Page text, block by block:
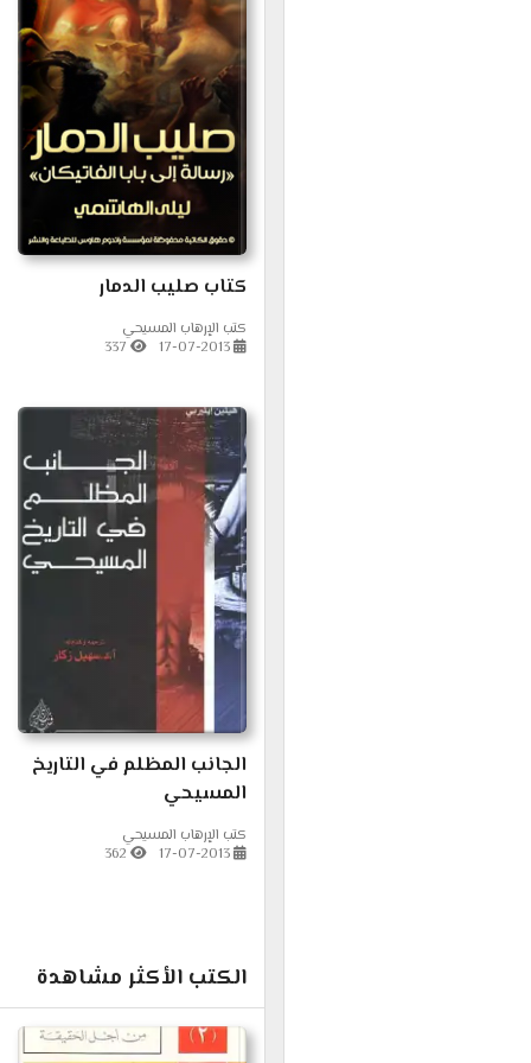
كتاب صليب الدمار
كتب الإرهاب المسيحي
17-07-2013
337
الجانب المظلم في التاريخ
المسيحي
كتب الإرهاب المسيحي
17-07-2013
362
الكتب الأكثر مشاهدة